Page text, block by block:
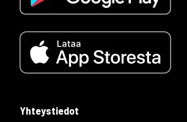
Yhteystiedot